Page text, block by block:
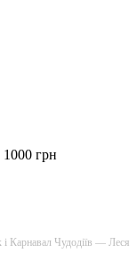
1000 грн
і Карнавал Чудодіїв — Леся